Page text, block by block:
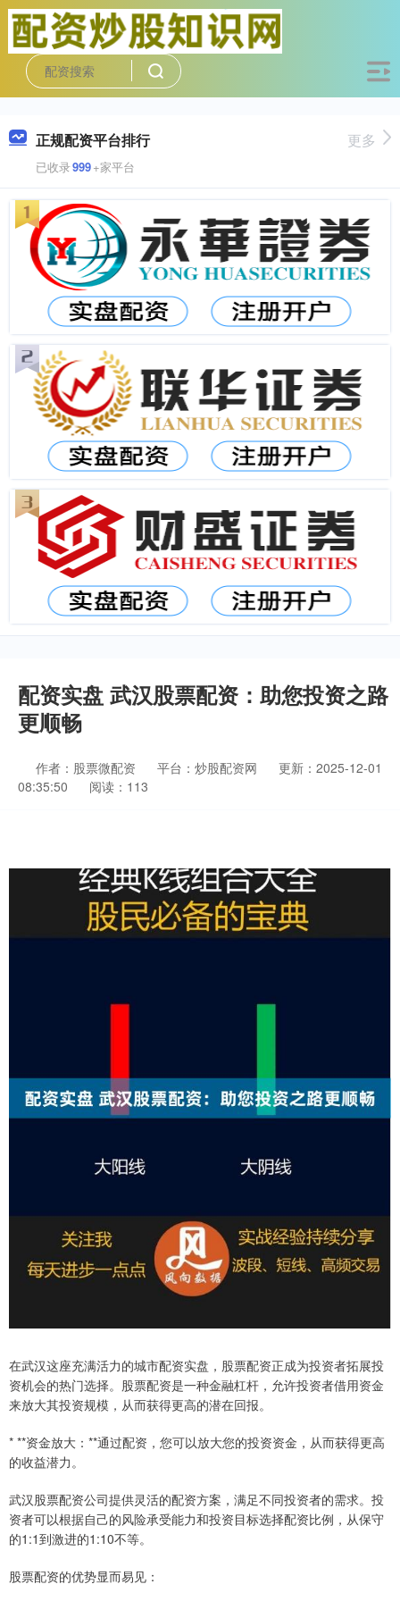
正规配资平台排行
已收录999+家平台
更多
配资实盘 武汉股票配资：助您投资之路
更顺畅
作者：股票微配资 平台：炒股配资网
更新：2025-12-01
08:35:50
阅读：113
在武汉这座充满活力的城市配资实盘，股票配资正成为投资者拓展投
资机会的热门选择。股票配资是一种金融杠杆，允许投资者借用资金
来放大其投资规模，从而获得更高的潜在回报。
* **资金放大：**通过配资，您可以放大您的投资资金，从而获得更高
的收益潜力。
武汉股票配资公司提供灵活的配资方案，满足不同投资者的需求。投
资者可以根据自己的风险承受能力和投资目标选择配资比例，从保守
的1:1到激进的1:10不等。
股票配资的优势显而易见：